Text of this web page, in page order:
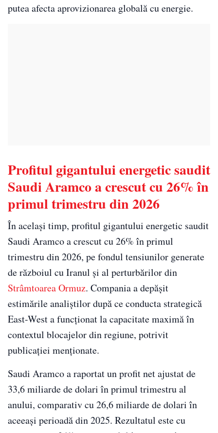
putea afecta aprovizionarea globală cu energie.
Profitul gigantului energetic saudit
Saudi Aramco a crescut cu 26% în
primul trimestru din 2026
În același timp, profitul gigantului energetic saudit
Saudi Aramcoa crescut cu 26% în primul
trimestru din 2026, pe fondul tensiunilor generate
de războiul cu Iranul şi al perturbărilor din
Strâmtoarea Ormuz. Compania a depăşit
estimările analiştilor după ce conducta strategică
East-West a funcţionat la capacitate maximă în
contextul blocajelor din regiune, potrivit
publicației menționate.
Saudi Aramco a raportat un profit net ajustat de
33,6 miliarde de dolari în primul trimestru al
anului, comparativ cu 26,6 miliarde de dolari în
aceeaşi perioadă din 2025. Rezultatul este cu